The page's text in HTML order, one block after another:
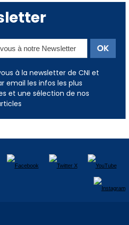
à la newsletter de CNI et
email les infos les plus
et une sélection de nos